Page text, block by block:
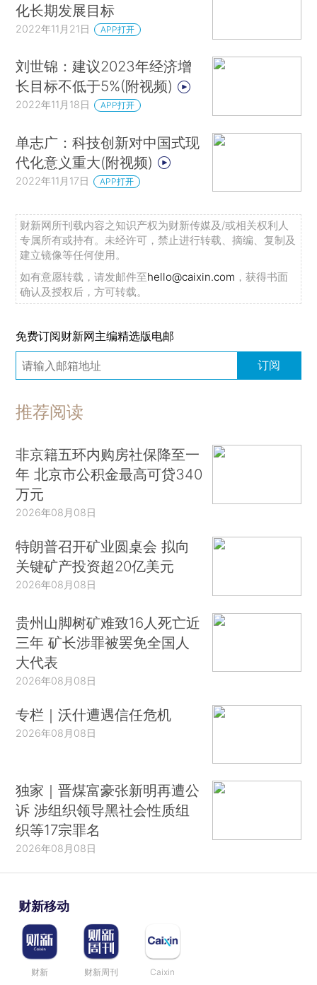
化长期发展目标
2022年11月21日 APP打开
刘世锦：建议2023年经济增
长目标不低于5%(附视频)
2022年11月18日 APP打开
单志广：科技创新对中国式现
代化意义重大(附视频)
2022年11月17日 APP打开
财新网所刊载内容之知识产权为财新传媒及/或相关权利人
专属所有或持有。未经许可，禁止进行转载、摘编、复制及
建立镜像等任何使用。
如有意愿转载，请发邮件至hello@caixin.com ，获得书面
确认及授权后，方可转载。
免费订阅财新网主编精选版电邮
订阅
推荐阅读
非京籍五环内购房社保降至一
年 北京市公积金最高可贷340
万元
2026年08月08日
特朗普召开矿业圆桌会 拟向
关键矿产投资超20亿美元
2026年08月08日
贵州山脚树矿难致16人死亡近
三年 矿长涉罪被罢免全国人
大代表
2026年08月08日
专栏｜沃什遭遇信任危机
2026年08月08日
独家｜晋煤富豪张新明再遭公
诉 涉组织领导黑社会性质组
织等17宗罪名
2026年08月08日
财新移动
财新 财新周刊 Caixin